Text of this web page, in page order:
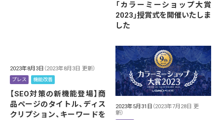
「カラーミーショップ大賞
2023」授賞式を開催いたしま
した
2023年8月3日 （2023年8月3日 更新）
プレス 機能改善
【SEO対策の新機能登場】商
品ページのタイトル、ディス
クリプション、キーワードを
2023年5月31日 （2023年7月28日 更
新）